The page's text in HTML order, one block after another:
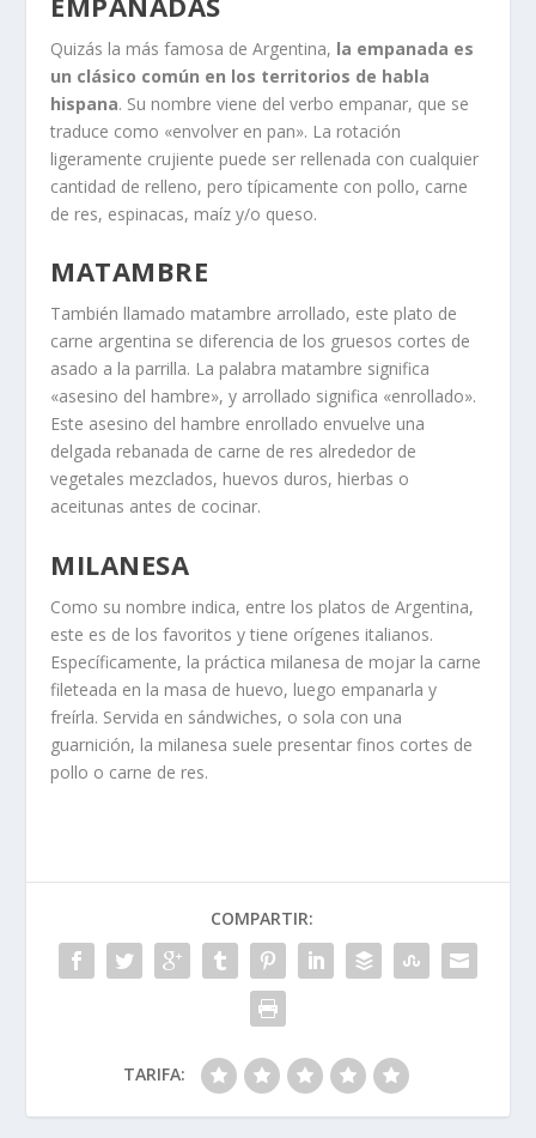
Quizás la más famosa de Argentina, la empanada es
un clásico común en los territorios de habla
hispana. Su nombre viene del verbo empanar, que se
traduce como «envolver en pan». La rotación
ligeramente crujiente puede ser rellenada con cualquier
cantidad de relleno, pero típicamente con pollo, carne
de res, espinacas, maíz y/o queso.
MATAMBRE
También llamado matambre arrollado, este plato de
carne argentina se diferencia de los gruesos cortes de
asado a la parrilla. La palabra matambre significa
«asesino del hambre», y arrollado significa «enrollado».
Este asesino del hambre enrollado envuelve una
delgada rebanada de carne de res alrededor de
vegetales mezclados, huevos duros, hierbas o
aceitunas antes de cocinar.
MILANESA
Como su nombre indica, entre los platos de Argentina,
este es de los favoritos y tiene orígenes italianos.
Específicamente, la práctica milanesa de mojar la carne
fileteada en la masa de huevo, luego empanarla y
freírla. Servida en sándwiches, o sola con una
guarnición, la milanesa suele presentar finos cortes de
pollo o carne de res.
COMPARTIR:
TARIFA: